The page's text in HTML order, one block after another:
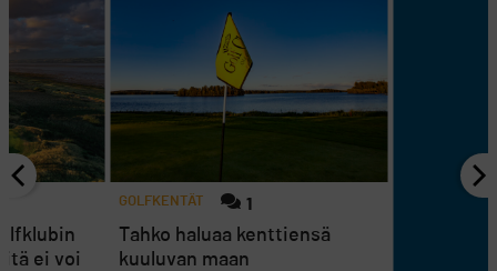
GOLFKENTÄT 1
Tahko haluaa kenttiensä
kuuluvan maan
ei voi